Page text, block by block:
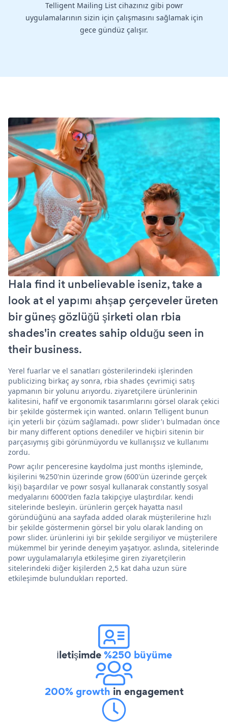
Telligent Mailing List cihazınız gibi powr
uygulamalarının sizin için çalışmasını sağlamak için
gece gündüz çalışır.
Hala find it unbelievable iseniz, take a
look at el yapımı ahşap çerçeveler üreten
bir güneş gözlüğü şirketi olan rbia
shades'in creates sahip olduğu seen in
their business.
Yerel fuarlar ve el sanatları gösterilerindeki işlerinden
publicizing birkaç ay sonra, rbia shades çevrimiçi satış
yapmanın bir yolunu arıyordu. ziyaretçilere ürünlerinin
kalitesini, hafif ve ergonomik tasarımlarını görsel olarak çekici
bir şekilde göstermek için wanted. onların Telligent bunun
için yeterli bir çözüm sağlamadı. powr slider'ı bulmadan önce
bir many different options denediler ve hiçbiri sitenin bir
parçasıymış gibi görünmüyordu ve kullanışsız ve kullanımı
zordu.
Powr açılır penceresine kaydolma just months işleminde,
kişilerini %250'nin üzerinde grow (600'ün üzerinde gerçek
kişi) başardılar ve powr sosyal kullanarak constantly sosyal
medyalarını 6000'den fazla takipçiye ulaştırdılar. kendi
sitelerinde besleyin. ürünlerin gerçek hayatta nasıl
göründüğünü ana sayfada added olarak müşterilerine hızlı
bir şekilde göstermenin görsel bir yolu olarak landing on
powr slider. ürünlerini iyi bir şekilde sergiliyor ve müşterilere
mükemmel bir yerinde deneyim yaşatıyor. aslında, sitelerinde
powr uygulamalarıyla etkileşime giren ziyaretçilerin
sitelerindeki diğer kişilerden 2,5 kat daha uzun süre
etkileşimde bulundukları reported.
İletişimde%250 büyüme
200% growth in engagement